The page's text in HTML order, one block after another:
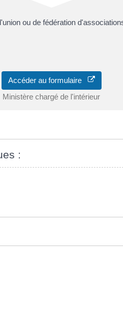
ou de fédération
Accéder au formulaire
Ministère chargé de l'intérieur
: